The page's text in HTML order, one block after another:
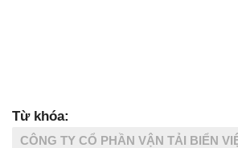
Từ khóa:
CÔNG TY CỔ PHẦN VẬN TẢI BIỂN